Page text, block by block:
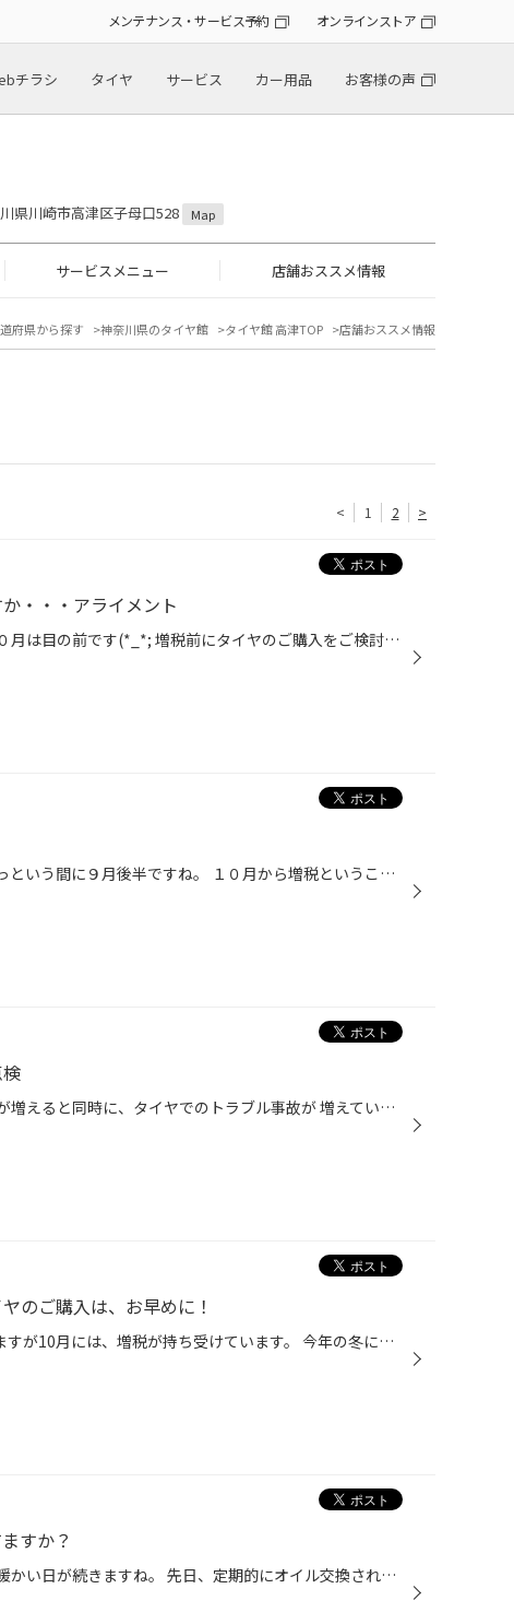
メンテナンス・サービス予約 オンラインストア
チラシ タイヤ サービス カー用品 お客様の声
県川崎市高津区子母口528 Map
サービスメニュー 店舗おススメ情報
府県から探す 神奈川県のタイヤ館 タイヤ館 高津TOP 店舗おススメ情報
< 1 2 >
・・・アライメント
こんにちは♪ ９月も後半、１０月は目の前です(*_*; 増税前にタイヤのご購入をご検討中のお客様、購入時に アライメントもいかがですか？ タイヤの角度がズレていると、せっかく新しいタイヤを 購入しても偏摩耗を起こし、タイヤが短寿命になってしまいます( ；∀；) タイヤ館ではアライメントテスタ...
こんにちは。 夏が終わり、あっという間に９月後半ですね。 １０月から増税ということもあり、 タイヤ交換のお問い合わせをよく頂きます。 ディーラー様やスタンド様で タイヤのご指摘を受けた方でタイヤ交換お悩みの方、 冬タイヤの購入・交換で お悩みの方も増税前の方がお得です！ 川崎市高津区...
こんにちは♪ セルフスタンドが増えると同時に、タイヤでのトラブル事故が 増えているという内容のテレビ番組がながれていました(@_@。 確かにセルフスタンドで洗車やガソリンを入れても、 空気圧チェックをしている人は見かけないな～と感じます。 ですが、タイヤの空気圧は少しずつ減ります。 空気...
のご購入は、お早めに！
まだまだ、暑い日が続いていますが10月には、増税が持ち受けています。 今年の冬にスタッドレスタイヤを、購入したいと思っているのなら 今のうちです。10月以降同じ商品を、高く購入しなければいけません。 早めの購入で、スタッドレスタイヤも確保できます。 先ずは、当店にてご相談ください。 残...
すか？
こんにちは。 ９月ですがまだ暖かい日が続きますね。 先日、定期的にオイル交換されているお客様から エアコンフィルターを見てほしいとの事だったので このカバーを外してみたところ いままで交換をされていなかったそうで フィルター内にかなり汚れが溜まっていました。 これだけ詰まっていると ...